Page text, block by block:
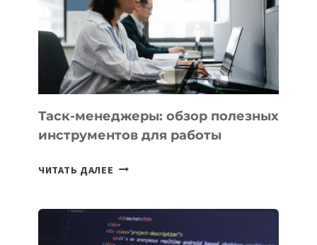
СОЗДАНИЯ
«ИСКУССТВЕННОГО
ИНЖЕНЕРА»
Таск-менеджеры: обзор полезных
инструментов для работы
ЧИТАТЬ ДАЛЕЕ ТАСК-
ПОЛЕЗНЫХ
ИНСТРУМЕНТОВ